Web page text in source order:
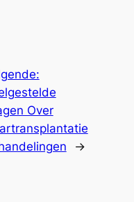
Over
→